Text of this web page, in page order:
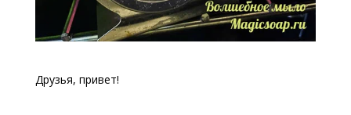
Друзья, привет!